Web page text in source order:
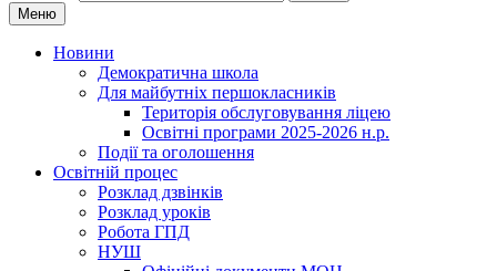
Меню
Новини
Демократична школа
Для майбутніх першокласників
Територія обслуговування ліцею
Освітні програми 2025-2026 н.р.
Події та оголошення
Освітній процес
Розклад дзвінків
Розклад уроків
Робота ГПД
НУШ